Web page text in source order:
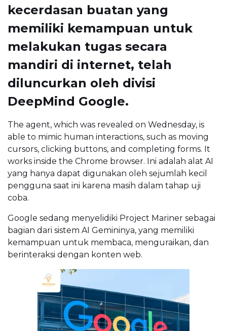
kecerdasan buatan yang
memiliki kemampuan untuk
melakukan tugas secara
mandiri di internet, telah
diluncurkan oleh divisi
DeepMind Google.
The agent, which was revealed on Wednesday, is
able to mimic human interactions, such as moving
cursors, clicking buttons, and completing forms. It
works inside the Chrome browser. Ini adalah alat AI
yang hanya dapat digunakan oleh sejumlah kecil
pengguna saat ini karena masih dalam tahap uji
coba.
Google sedang menyelidiki Project Mariner sebagai
bagian dari sistem AI Gemininya, yang memiliki
kemampuan untuk membaca, menguraikan, dan
berinteraksi dengan konten web.